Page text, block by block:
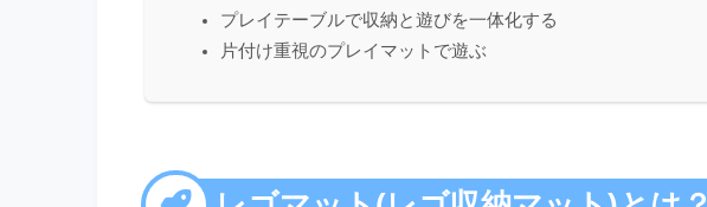
プレイテーブルで収納と遊びを一体化する
片付け重視のプレイマットで遊ぶ